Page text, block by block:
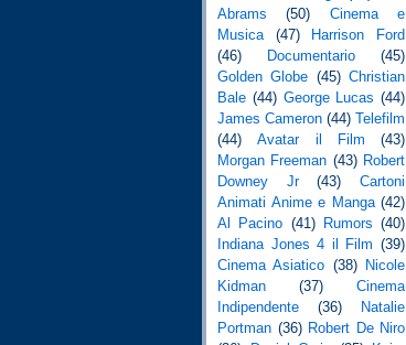
Abrams
(50)
Cinema e
Musica
(47)
Harrison Ford
(46)
Documentario
(45)
Golden Globe (45) Christian
Bale (44) George Lucas (44)
James Cameron (44) Telefilm
(44)
Avatar il Film
(43)
Morgan Freeman (43) Robert
Downey Jr
(43)
Cartoni
Animati Anime e Manga (42)
Al Pacino (41) Rumors (40)
Indiana Jones 4 il Film (39)
Cinema Asiatico (38)
Nicole
Kidman
(37)
Cinema
Indipendente
(36)
Natalie
Portman (36) Robert De Niro